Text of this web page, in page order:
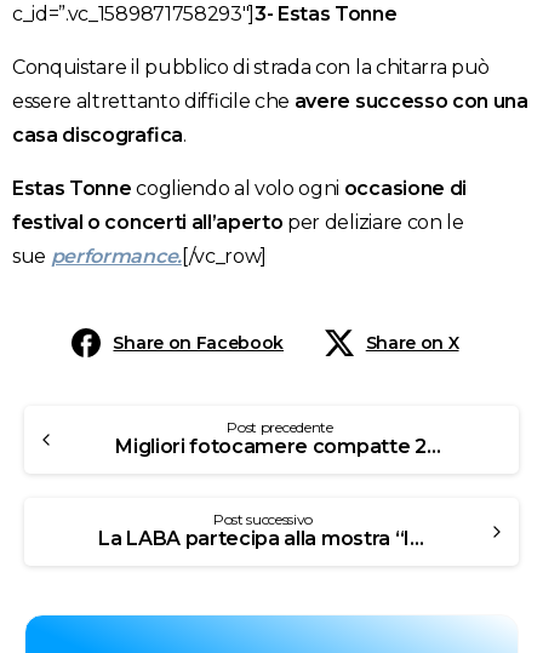
c_id=”.vc_1589871758293″]3- Estas Tonne
Conquistare il pubblico di strada con la chitarra può
essere altrettanto difficile che avere successo con una
casa discografica.
Estas Tonne cogliendo al volo ogni occasione di
festival o concerti all’aperto per deliziare con le
sue performance.[/vc_row]
Share on Facebook Share on X
Post precedente
Migliori fotocamere compatte 2015
Post successivo
La LABA partecipa alla mostra “Ingranaggi Possibili”